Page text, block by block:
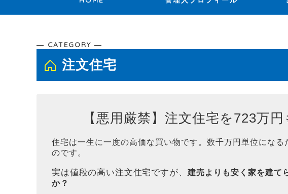
― CATEGORY ―
注文住宅
【悪用厳禁】注文住宅を723万
住宅は一生に一度の高価な買い物です。数千万円単位にな
のです。
実は値段の高い注文住宅ですが、 建売よりも安く家を建て
か？